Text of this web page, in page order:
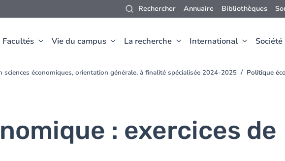
Rechercher Annuaire Bibliothèques
Facultés Vie du campus La recherche International Société
sciences économiques, orientation générale, à finalité spécialisée 2024-2025 Politique
: exercices de